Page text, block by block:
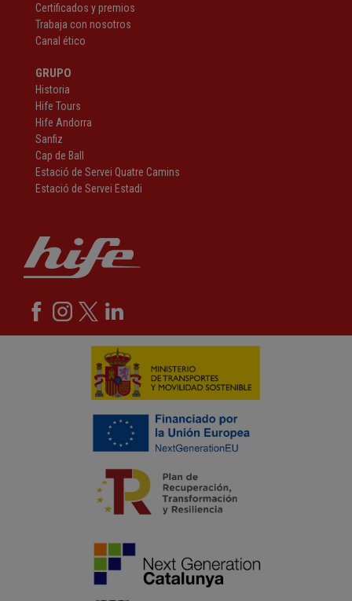
Certificados y premios
Trabaja con nosotros
Canal ético
GRUPO
Historia
Hife Tours
Hife Andorra
Sanfiz
Cap de Ball
Estació de Servei Quatre Camins
Estació de Servei Estadi